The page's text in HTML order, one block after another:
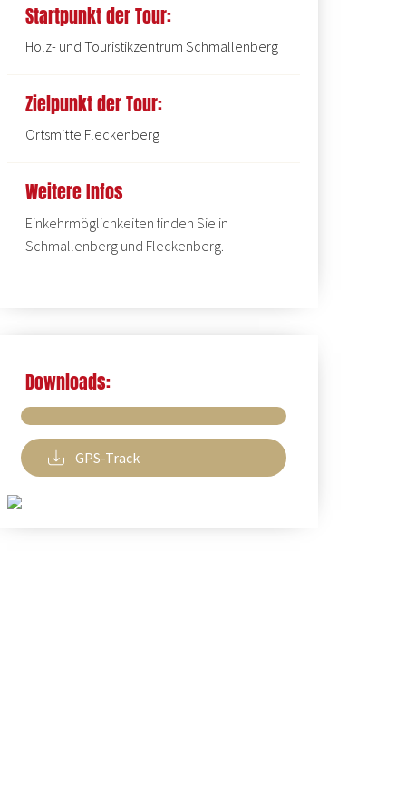
Startpunkt der Tour:
Holz- und Touristikzentrum Schmallenberg
Zielpunkt der Tour:
Ortsmitte Fleckenberg
Weitere Infos
Einkehrmöglichkeiten finden Sie in
Schmallenberg und Fleckenberg.
Downloads:
GPS-Track